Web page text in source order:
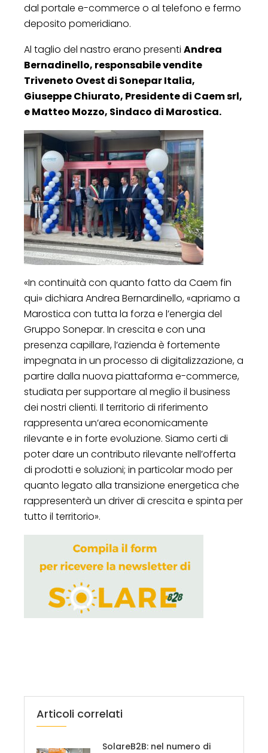
dal portale e-commerce o al telefono e fermo
deposito pomeridiano.
Al taglio del nastro erano presenti Andrea
Bernadinello, responsabile vendite
Triveneto Ovest di Sonepar Italia,
Giuseppe Chiurato, Presidente di Caem srl,
e Matteo Mozzo, Sindaco di Marostica.
«In continuità con quanto fatto da Caem fin
qui» dichiara Andrea Bernardinello, «apriamo a
Marostica con tutta la forza e l’energia del
Gruppo Sonepar. In crescita e con una
presenza capillare, l’azienda è fortemente
impegnata in un processo di digitalizzazione, a
partire dalla nuova piattaforma e-commerce,
studiata per supportare al meglio il business
dei nostri clienti. Il territorio di riferimento
rappresenta un’area economicamente
rilevante e in forte evoluzione. Siamo certi di
poter dare un contributo rilevante nell’offerta
di prodotti e soluzioni; in particolar modo per
quanto legato alla transizione energetica che
rappresenterà un driver di crescita e spinta per
tutto il territorio».
Articoli correlati
SolareB2B: nel numero di